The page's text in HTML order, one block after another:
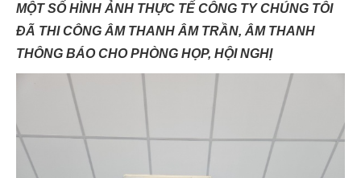
MỘT SỐ HÌNH ẢNH THỰC TẾ CÔNG TY CHÚNG TÔI
ĐÃ THI CÔNG ÂM THANH ÂM TRẦN, ÂM THANH
THÔNG BÁO CHO PHÒNG HỌP, HỘI NGHỊ